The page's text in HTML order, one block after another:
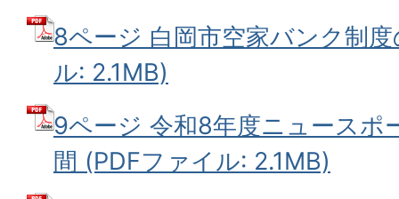
8ページ 白岡市空家バンク制
ル: 2.1MB)
9ページ 令和8年度ニュースポ
間 (PDFファイル: 2.1MB)